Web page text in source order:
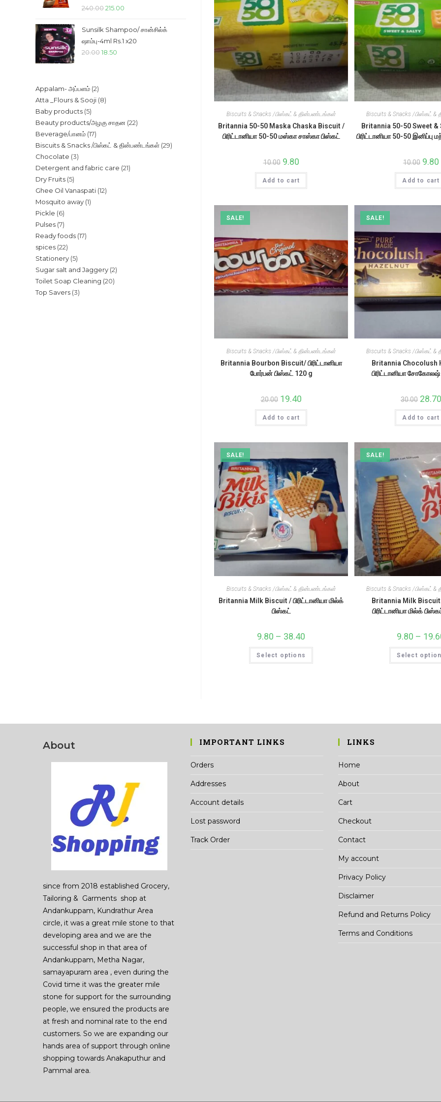
on
the
product
page
Biscuits & Snacks /பிஸ்கட் & தின்பண்டங்கள்
Britannia 50-50 Maska Chaska Biscuit /
பிரிட்டானியா 50-50 மஸ்கா சாஸ்கா பிஸ்கட்
10.00 Original
price
was:
₹10.00.
9.80Current
is:
₹9.80.
Add to cart
Biscuits & Snacks /பிஸ்கட்
Britannia 50-50 Sweet
பிரிட்டானியா 50-50 இனிப்பு
10.00 Original
price
was:
₹10.00.
9.80
Add to cart
SALE!
Biscuits & Snacks /பிஸ்கட் & தின்பண்டங்கள்
Britannia Bourbon Biscuit/ பிரிட்டானியா
போர்பன் பிஸ்கட் 120 g
20.00 Original
price
was:
₹20.00.
19.40Current
is:
Add to cart
SALE!
Biscuits & Snacks /பிஸ்கட்
Britannia Chocolush
பிரிட்டானியா
30.00 Original
price
was:
₹30.00.
28.70
Add to cart
SALE!
Biscuits & Snacks /பிஸ்கட் & தின்பண்டங்கள்
Britannia Milk Biscuit / பிரிட்டானியா மில்க்
பிஸ்கட்
9.80 – 38.40
₹9.80
₹38.40
Select options
has
the
SALE!
Biscuits & Snacks /பிஸ்கட்
Britannia Milk
பிரிட்டானியா மில்க்
9.80 –
Select
240.00Original
was:
₹240.00.
215.00
is:
₹215.00.
Sunsilk Shampoo/ சான்சில்க்
ஷாம்பு-4ml Rs.1 x20
20.00Original
18.50
Appalam- அப்பளம் 22
products
Atta _Flours & Sooji 88
Baby products 55
products
Beauty products/அழகு சாதன 2222
Beverage/பானம் 1717
products
Biscuits & Snacks /பிஸ்கட் & தின்பண்டங்கள் 2929
Chocolate 33
products
Detergent and fabric care 2121
Dry Fruits 55
products
Ghee Oil Vanaspati 1212
Mosquito away 11
Pickle 66
products
Pulses 77
products
Ready foods 1717
spices 2222
products
Stationery 55
products
Sugar salt and Jaggery 22
Toilet Soap Cleaning 2020
Top Savers 33
About
since from 2018 established Grocery,
Tailoring & Garments shop at
Andankuppam, Kundrathur Area
circle, it was a great mile stone to that
developing area and we are the
successful shop in that area of
Andankuppam, Metha Nagar,
samayapuram area , even during the
Covid time it was the greater mile
stone for support for the surrounding
people, we ensured the products are
at fresh and nominal rate to the end
customers. So we are expanding our
hands area of support through online
shopping towards Anakaputhur and
Pammal area.
IMPORTANT LINKS
Orders
Addresses
Account details
Lost password
Track Order
LINKS
Home
About
Cart
Checkout
Contact
My account
Privacy Policy
Disclaimer
Refund and Returns Policy
Terms and Conditions